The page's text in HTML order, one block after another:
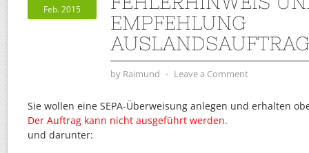
Feb. 2015
EMPFEHLUNG
AUSLANDSAUFTRAG
by Raimund ⋅ Leave a Comment
Sie wollen eine SEPA-Überweisung anlegen und erhalten
Der Auftrag kann nicht ausgeführt werden.
und darunter: